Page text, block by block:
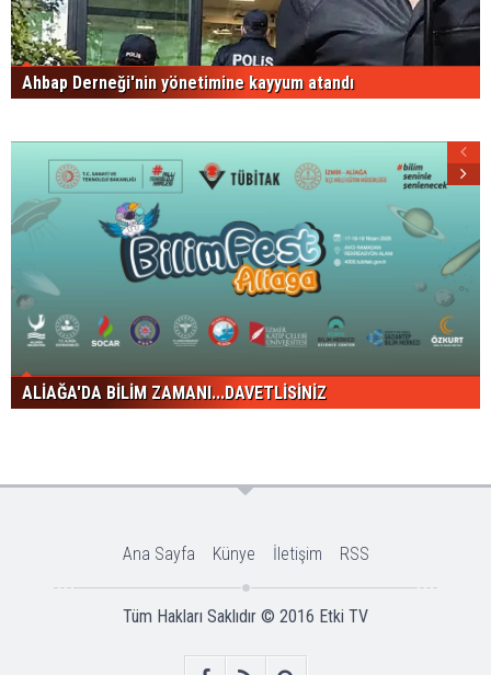
Ahbap Derneği'nin yönetimine kayyum atandı
ALİAĞA'DA BİLİM ZAMANI...DAVETLİSİNİZ
Ana Sayfa Künye İletişim RSS
Tüm Hakları Saklıdır © 2016 Etki TV